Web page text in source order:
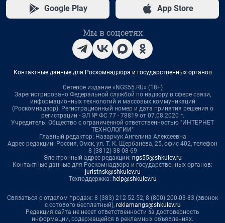
Google Play App Store
Мы в соцсетях
Контактные данные для Роскомнадзора и государственных органов
Сетевое издание «NGS55.RU» (18+)
Зарегистрировано Федеральной службой по надзору в сфере связи,
информационных технологий и массовых коммуникаций
(Роскомнадзор). Регистрационный номер и дата принятия решения о
регистрации - ЭЛ № ФС 77 - 78819 от 07.08.2020 г.
Учредитель: Общество с ограниченной ответственностью "ИНТЕРНЕТ
ТЕХНОЛОГИИ"
Главный редактор: Назарчук Ангелина Алексеевна
Адрес редакции: Россия, Омск, ул. Т. К. Щербанева, 25, офис 402, телефон
8 (3812) 38-08-69
Электронный адрес редакции: ngs55@shkulev.ru
Контактные данные для Роскомнадзора и государственных органов:
juristnsk@shkulev.ru
Техподдержка: help@shkulev.ru
Связаться с отделом продаж: 8 (383) 212-52-52, 8 (800) 200-03-83 (звонок
с сотового бесплатный), reklamangs@shkulev.ru
Редакция сайта не несет ответственности за достоверность
информации, содержащейся в рекламных объявлениях.